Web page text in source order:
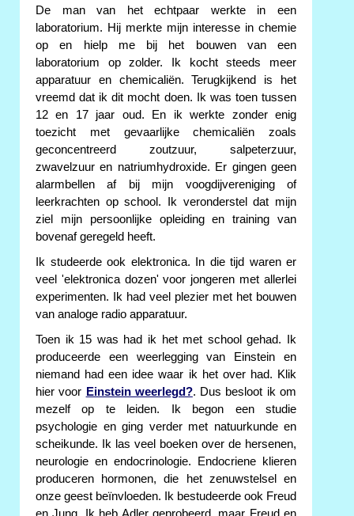
De man van het echtpaar werkte in een
laboratorium. Hij merkte mijn interesse in chemie
op en hielp me bij het bouwen van een
laboratorium op zolder. Ik kocht steeds meer
apparatuur en chemicaliën. Terugkijkend is het
vreemd dat ik dit mocht doen. Ik was toen tussen
12 en 17 jaar oud. En ik werkte zonder enig
toezicht met gevaarlijke chemicaliën zoals
geconcentreerd zoutzuur, salpeterzuur,
zwavelzuur en natriumhydroxide. Er gingen geen
alarmbellen af bij mijn voogdijvereniging of
leerkrachten op school. Ik veronderstel dat mijn
ziel mijn persoonlijke opleiding en training van
bovenaf geregeld heeft.
Ik studeerde ook elektronica. In die tijd waren er
veel 'elektronica dozen' voor jongeren met allerlei
experimenten. Ik had veel plezier met het bouwen
van analoge radio apparatuur.
Toen ik 15 was had ik het met school gehad. Ik
produceerde een weerlegging van Einstein en
niemand had een idee waar ik het over had. Klik
hier voor Einstein weerlegd?. Dus besloot ik om
mezelf op te leiden. Ik begon een studie
psychologie en ging verder met natuurkunde en
scheikunde. Ik las veel boeken over de hersenen,
neurologie en endocrinologie. Endocriene klieren
produceren hormonen, die het zenuwstelsel en
onze geest beïnvloeden. Ik bestudeerde ook Freud
en Jung. Ik heb Adler geprobeerd, maar Freud en